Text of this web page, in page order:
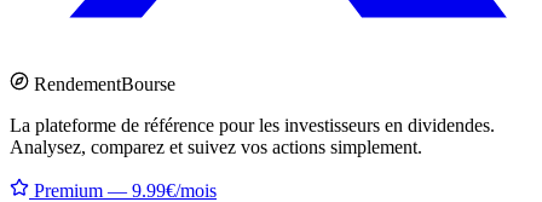
RendementBourse
La plateforme de référence pour les investisseurs en dividendes.
Analysez, comparez et suivez vos actions simplement.
Premium — 9.99€/mois